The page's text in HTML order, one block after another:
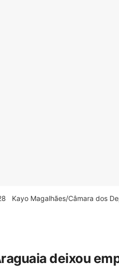
Kayo Magalhães/Câmara dos
deixou